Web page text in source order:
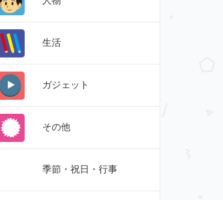
生活
ガジェット
その他
季節・祝日・行事